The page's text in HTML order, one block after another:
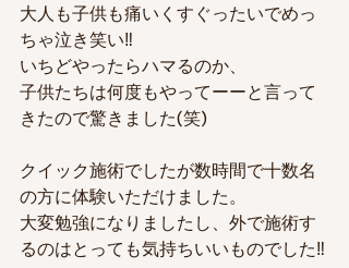
大人も子供も痛いくすぐったいでめっ
ちゃ泣き笑い‼
いちどやったらハマるのか、
子供たちは何度もやってーーと言って
きたので驚きました(笑)
クイック施術でしたが数時間で十数名
の方に体験いただけました。
大変勉強になりましたし、外で施術す
るのはとっても気持ちいいものでした‼